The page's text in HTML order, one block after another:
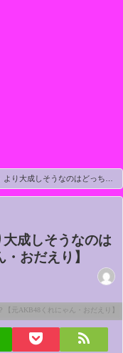
より大成しそうなのはどっち？
大成しそうなのは
おだえり】